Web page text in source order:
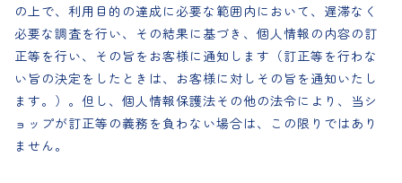
の上で、利用目的の達成に必要な範囲内において、遅滞なく
必要な調査を行い、その結果に基づき、個人情報の内容の訂
正等を行い、その旨をお客様に通知します（訂正等を行わな
い旨の決定をしたときは、お客様に対しその旨を通知いたし
ます。）。但し、個人情報保護法その他の法令により、当シ
ョップが訂正等の義務を負わない場合は、この限りではあり
ません。